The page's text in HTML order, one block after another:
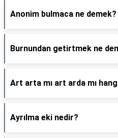
Anonim bulmaca ne demek?
Burnundan getirtmek ne
Art arta mı art arda mı
Ayrılma eki nedir?